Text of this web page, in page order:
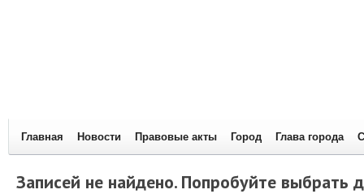
Главная Новости Правовые акты Город Глава города
Записей не найдено. Попробуйте выбрать